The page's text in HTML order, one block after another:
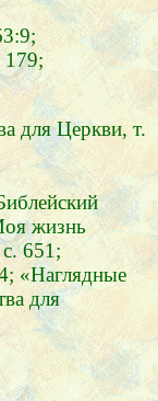
179;
для Церкви, т.
жизнь
651;
«Наглядные
для